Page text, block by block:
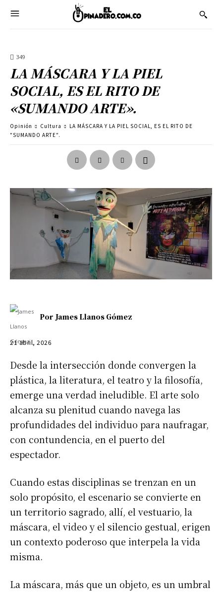
349
LA MÁSCARA Y LA PIEL
SOCIAL, ES EL RITO DE
«SUMANDO ARTE».
Opinión Cultura
LA MÁSCARA Y LA PIEL SOCIAL, ES EL RITO DE
"SUMANDO ARTE".
Por James Llanos Gómez
21 abril, 2026
​Desde la intersección donde convergen la
plástica, la literatura, el teatro y la filosofía,
emerge una verdad ineludible. El arte solo
alcanza su plenitud cuando navega las
profundidades del individuo para naufragar,
con contundencia, en el puerto del
espectador.
Cuando estas disciplinas se trenzan en un
solo propósito, el escenario se convierte en
un territorio sagrado, allí, el vestuario, la
máscara, el video y el silencio gestual, erigen
un contexto poderoso que interpela la vida
misma.
​La máscara, más que un objeto, es un umbral